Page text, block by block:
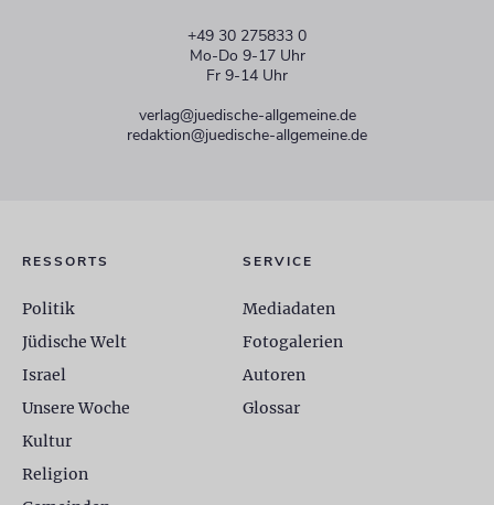
+49 30 275833 0
Mo-Do 9-17 Uhr
Fr 9-14 Uhr
verlag@juedische-allgemeine.de
redaktion@juedische-allgemeine.de
RESSORTS
Politik
Jüdische Welt
Israel
Unsere Woche
Kultur
Religion
SERVICE
Mediadaten
Fotogalerien
Autoren
Glossar